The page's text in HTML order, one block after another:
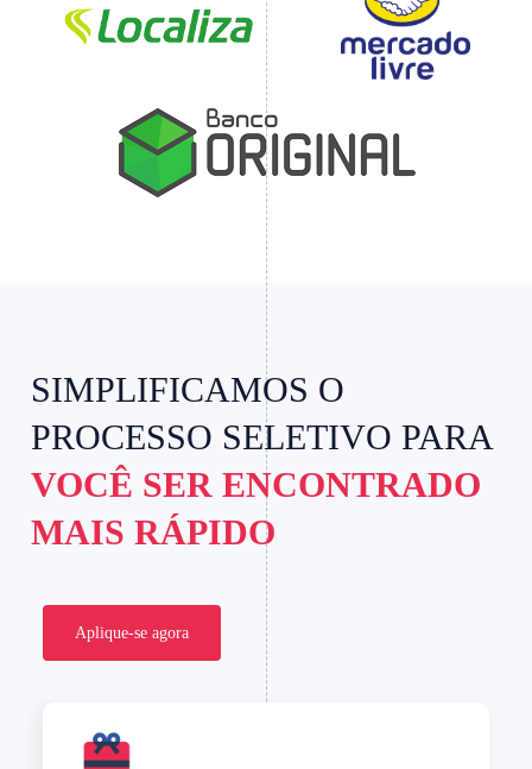
SIMPLIFICAMOS O
PROCESSO SELETIVO PARA
VOCÊ SER ENCONTRADO
MAIS RÁPIDO
Aplique-se agora